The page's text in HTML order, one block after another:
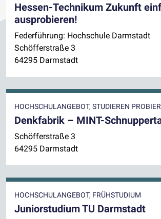
Hessen-Technikum Zukunft
ausprobieren!
Federführung: Hochschule Darmstadt
Schöfferstraße 3
64295 Darmstadt
HOCHSCHULANGEBOT, STUDIEREN
Denkfabrik – MINT-
Schöfferstraße 3
64295 Darmstadt
HOCHSCHULANGEBOT, FRÜHSTUDIUM
Juniorstudium TU Darmstadt